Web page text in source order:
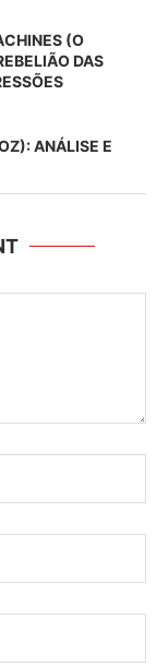
(O
DAS
ANÁLISE E